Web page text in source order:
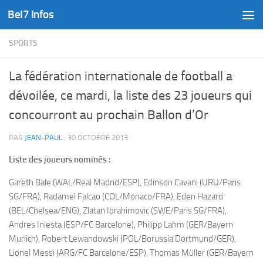
Skip to content
Bel7 Infos
SPORTS
La fédération internationale de football a
dévoilée, ce mardi, la liste des 23 joueurs qui
concourront au prochain Ballon d’Or
PAR JEAN-PAUL · 30 OCTOBRE 2013
Liste des joueurs nominés :
Gareth Bale (WAL/Real Madrid/ESP), Edinson Cavani (URU/Paris
SG/FRA), Radamel Falcao (COL/Monaco/FRA), Eden Hazard
(BEL/Chelsea/ENG), Zlatan Ibrahimovic (SWE/Paris SG/FRA),
Andres Iniesta (ESP/FC Barcelone), Philipp Lahm (GER/Bayern
Munich), Robert Lewandowski (POL/Borussia Dortmund/GER),
Lionel Messi (ARG/FC Barcelone/ESP), Thomas Müller (GER/Bayern